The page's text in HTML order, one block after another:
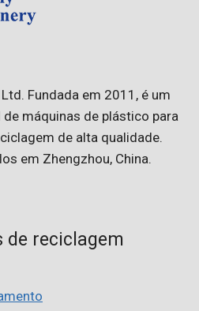
Fundada em 2011, é um
máquinas de plástico para
de alta qualidade.
em Zhengzhou, China.
de reciclagem